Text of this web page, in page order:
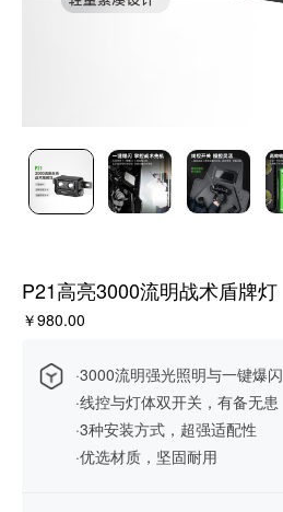
P21高亮3000流明战术盾牌灯
￥980.00
·3000流明强光照明与一键爆闪
·线控与灯体双开关，有备无患
·3种安装方式，超强适配性
·优选材质，坚固耐用